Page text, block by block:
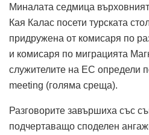
Миналата седмица
Кая Калас посети турската
придружена от комисаря по
и комисаря по миграцията
служителите на ЕС определи
meeting (голяма среща).
Разговорите завършиха със
подчертаващо споделен